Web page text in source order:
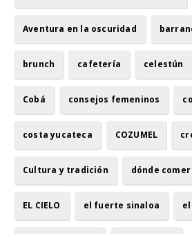
Aventura en la oscuridad
brunch cafetería celestún
Cobá consejos femeninos
costa yucateca COZUMEL
Cultura y tradición dónde
EL CIELO el fuerte sinaloa